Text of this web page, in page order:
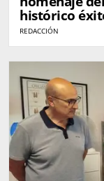
histórico
de Kerkrade
REDACCIÓN